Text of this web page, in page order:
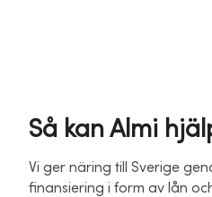
Så kan Almi
Vi ger näring till Sverige
finansiering i form av lån